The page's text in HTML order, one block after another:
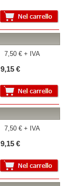
7,50 € + IVA
9,15 €
7,50 € + IVA
9,15 €